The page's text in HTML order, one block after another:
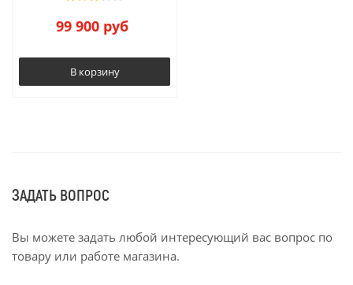
99 900руб
В корзину
ЗАДАТЬ ВОПРОС
Вы можете задать любой интересующий вас вопрос по
товару или работе магазина.